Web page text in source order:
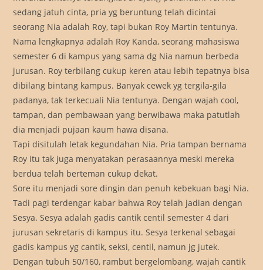
sedang jatuh cinta, pria yg beruntung telah dicintai
seorang Nia adalah Roy, tapi bukan Roy Martin tentunya.
Nama lengkapnya adalah Roy Kanda, seorang mahasiswa
semester 6 di kampus yang sama dg Nia namun berbeda
jurusan. Roy terbilang cukup keren atau lebih tepatnya bisa
dibilang bintang kampus. Banyak cewek yg tergila-gila
padanya, tak terkecuali Nia tentunya. Dengan wajah cool,
tampan, dan pembawaan yang berwibawa maka patutlah
dia menjadi pujaan kaum hawa disana.
Tapi disitulah letak kegundahan Nia. Pria tampan bernama
Roy itu tak juga menyatakan perasaannya meski mereka
berdua telah berteman cukup dekat.
Sore itu menjadi sore dingin dan penuh kebekuan bagi Nia.
Tadi pagi terdengar kabar bahwa Roy telah jadian dengan
Sesya. Sesya adalah gadis cantik centil semester 4 dari
jurusan sekretaris di kampus itu. Sesya terkenal sebagai
gadis kampus yg cantik, seksi, centil, namun jg jutek.
Dengan tubuh 50/160, rambut bergelombang, wajah cantik